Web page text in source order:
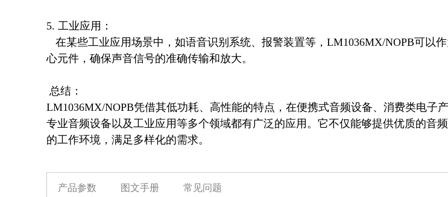
5. 工业应用：
心元件，确保声音信号的准确传输和放大。
LM1036MX/NOPB凭借其低功耗、高性能的特点，在便携式音频设备、消费类电子
专业音频设备以及工业应用等多个领域都有广泛的应用。它不仅能够提供优质的音
的工作环境，满足多样化的需求。
产品参数 图文手册 常见问题